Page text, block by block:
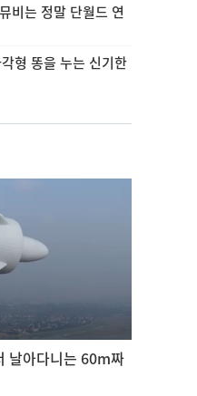
비는 정말 단월드 연
형 똥을 누는 신기한
날아다니는 60m짜